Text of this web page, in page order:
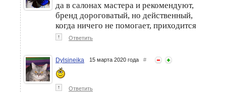
да в салонах мастера и рекомендуют,
бренд дороговатый, но действенный,
когда ничего не помогает, приходится
↑ Ответить
Dylsineika 15 марта 2020 года #
↑ Ответить